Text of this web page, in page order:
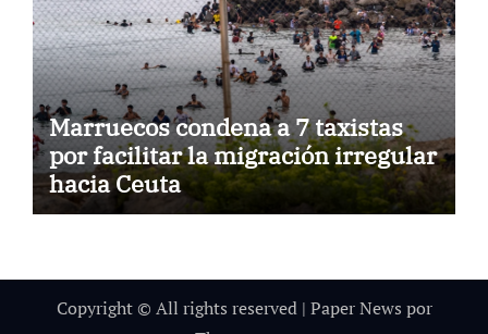
Marruecos condena a 7 taxistas
por facilitar la migración irregular
hacia Ceuta
Copyright © All rights reserved | Paper News por